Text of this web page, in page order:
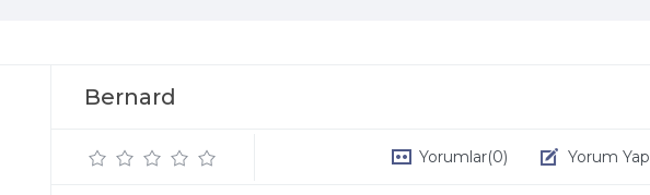
Bernard
Yorumlar(0) Yorum Yap